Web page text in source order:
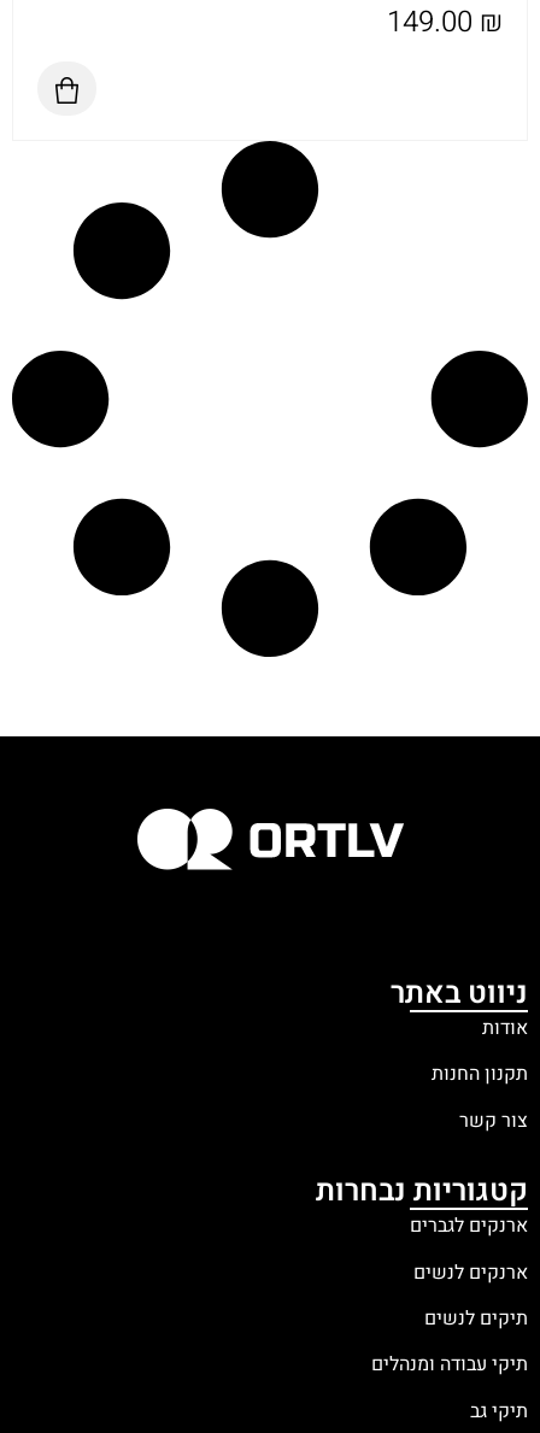
149.00 ₪
ניווט באתר
אודות
תקנון החנות
צור קשר
קטגוריות נבחרות
ארנקים לגברים
ארנקים לנשים
תיקים לנשים
תיקי עבודה ומנהלים
תיקי גב